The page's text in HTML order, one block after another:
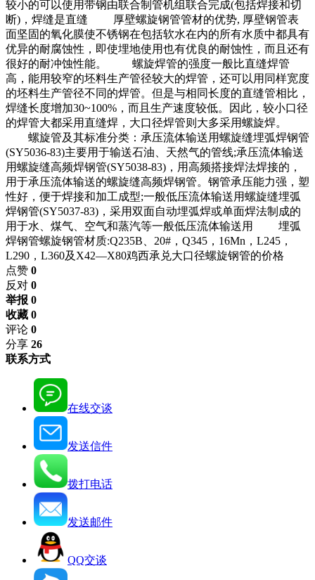
较小的可以使用带钢由联合制管机组联合完成(包括焊接和切
断)，焊缝是直缝 厚壁螺旋钢管管材的优势, 厚壁钢管表
面坚固的氧化膜使不锈钢在包括软水在内的所有水质中都具有
优异的耐腐蚀性，即使埋地使用也有优良的耐蚀性，而且还有
很好的耐冲蚀性能。 螺旋焊管的强度一般比直缝焊管
高，能用较窄的坯料生产管径较大的焊管，还可以用同样宽度
的坯料生产管径不同的焊管。但是与相同长度的直缝管相比，
焊缝长度增加30~100%，而且生产速度较低。因此，较小口径
的焊管大都采用直缝焊，大口径焊管则大多采用螺旋焊。
螺旋管及其标准分类：承压流体输送用螺旋缝埋弧焊钢管
(SY5036-83)主要用于输送石油、天然气的管线;承压流体输送
用螺旋缝高频焊钢管(SY5038-83)，用高频搭接焊法焊接的，
用于承压流体输送的螺旋缝高频焊钢管。钢管承压能力强，塑
性好，便于焊接和加工成型;一般低压流体输送用螺旋缝埋弧
焊钢管(SY5037-83)，采用双面自动埋弧焊或单面焊法制成的
用于水、煤气、空气和蒸汽等一般低压流体输送用 埋弧
焊钢管螺旋钢管材质:Q235B、20#，Q345，16Mn，L245，
L290，L360及X42—X80鸡西承兑大口径螺旋钢管的价格
点赞 0
反对 0
举报 0
收藏 0
评论 0
分享 26
联系方式
在线交谈
发送信件
拨打电话
发送邮件
QQ交谈